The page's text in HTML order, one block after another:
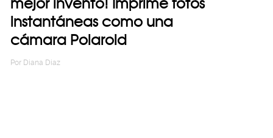
instantáneas como una
cámara Polaroid
Por Diana Diaz